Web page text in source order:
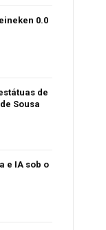
0.0
de
Sousa
e IA sob o